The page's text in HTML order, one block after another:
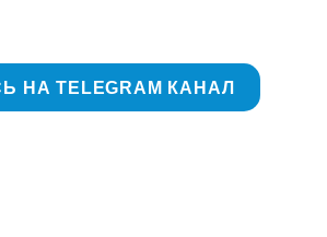
НА TELEGRAM КАНАЛ